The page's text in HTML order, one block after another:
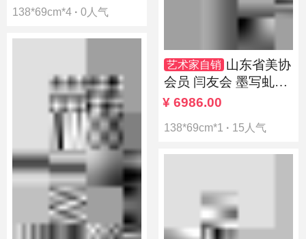
艺术家自销 山东省美协
会员 闫友会 墨写虬枝
铁骨苍
¥ 6986.00
138*69cm*1 · 15人气
138*69cm*4 · 0人气